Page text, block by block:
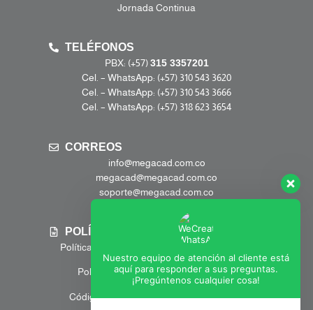
Jornada Continua
TELÉFONOS
PBX: (+57)315 3357201
Cel. – WhatsApp: (+57) 310 543 3620
Cel. – WhatsApp: (+57) 310 543 3666
Cel. – WhatsApp: (+57) 318 623 3654
CORREOS
info@megacad.com.co
megacad@megacad.com.co
soporte@megacad.com.co
POLÍTICAS
Política de Tratamiento de Datos Personales
Política anticorrupción y antisoborno
Código de Etica y Conducta Empresarial
Nuestro equipo de atención al cliente está
aquí para responder a sus preguntas.
¡Pregúntenos cualquier cosa!